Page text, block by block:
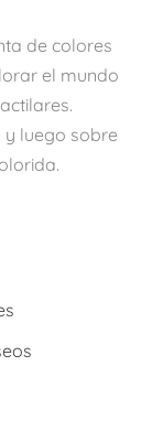
de colores
el mundo
y luego sobre